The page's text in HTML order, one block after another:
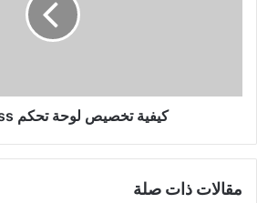
كيفية تخصيص لوحة تحكم WordPress
مقالات ذات صلة